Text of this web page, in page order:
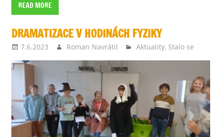
READ MORE
DRAMATIZACE V HODINÁCH FYZIKY
7.6.2023 Roman Navrátil Aktuality, Stalo se